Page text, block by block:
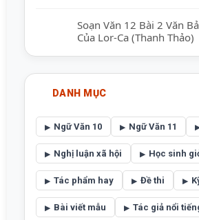
Soạn Văn 12 Bài 2 Văn
Của Lor-Ca (Thanh Thảo)
DANH MỤC
Ngữ Văn 10 Ngữ Văn 11
Nghị luận xã hội Học sinh
Tác phẩm hay Đề thi
Bài viết mẫu Tác giả nổi